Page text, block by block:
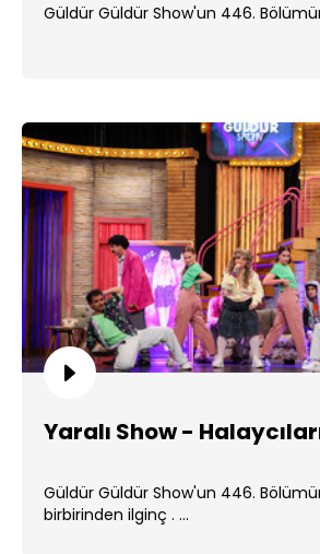
Güldür Güldür Show'un 446.
Yaralı Show -
Güldür Güldür Show'un 446.
birbirinden ilginç . ...